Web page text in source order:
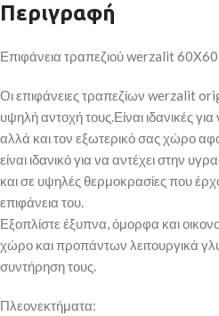
Περιγραφή
Επιφάνεια τραπεζιού werzalit
Οι επιφάνειες τραπεζίων werzalit
υψηλή αντοχή τους.Είναι ιδανικές
αλλά και τον εξωτερικό σας χώρο
είναι ιδανικό για να αντέχει στην
και σε υψηλές θερμοκρασίες που
επιφάνεια του.
Εξοπλίστε έξυπνα, όμορφα και
χώρο και προπάντων λειτουργικά
συντήρηση τους.
Πλεονεκτήματα: